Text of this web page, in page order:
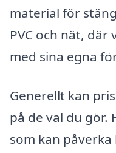
material för
PVC och nät,
med sina egna
Generellt kan
på de val du
som kan